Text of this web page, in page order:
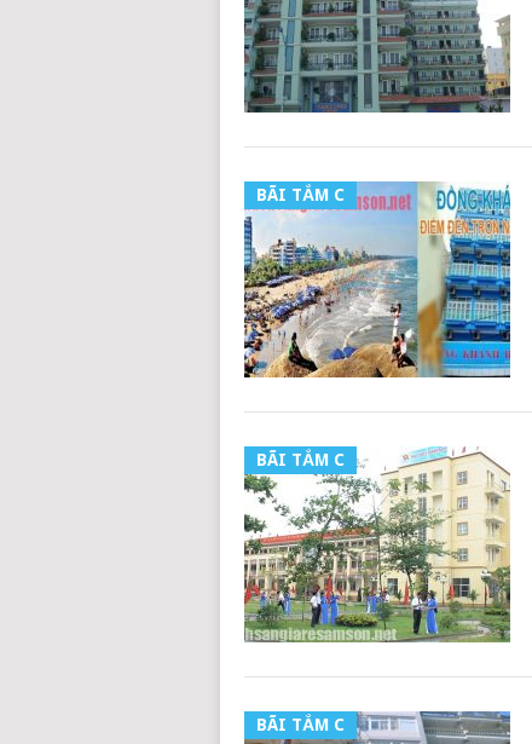
BÃI TẮM C
BÃI TẮM C
BÃI TẮM C